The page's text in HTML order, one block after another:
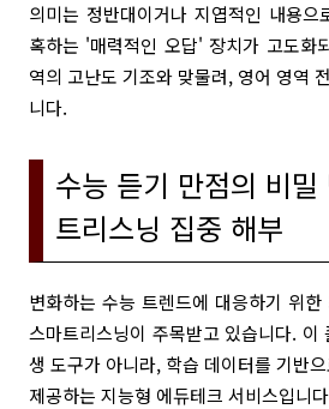
의미는 정반대이거나 지엽적인 내용
혹하는 '매력적인 오답' 장치가 고도화
역의 고난도 기조와 맞물려, 영어 영역
니다.
수능 듣기 만점의 비
트리스닝 집중 해부
변화하는 수능 트렌드에 대응하기 위
스마트리스닝이 주목받고 있습니다. 이
생 도구가 아니라, 학습 데이터를 기반
제공하는 지능형 에듀테크 서비스입니